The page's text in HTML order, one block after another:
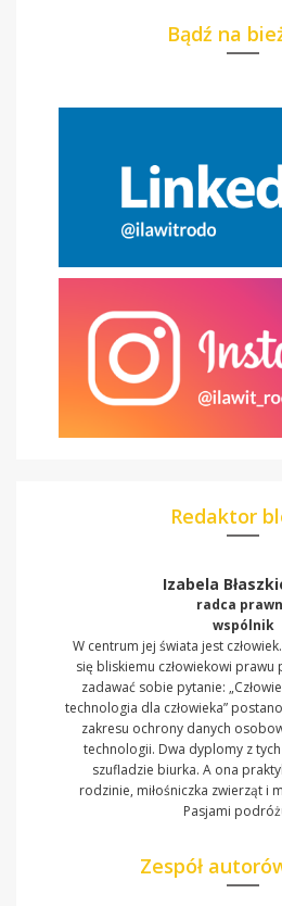
Bądź na
Redaktor
Izabela
radca
wspólnik
W centrum jej świata jest
się bliskiemu człowiekowi prawu
zadawać sobie pytanie:
technologia dla człowieka”
zakresu ochrony danych
technologii. Dwa dyplomy z
szufladzie biurka. A ona
rodzinie, miłośniczka zwierząt i
Pasjami
Zespół